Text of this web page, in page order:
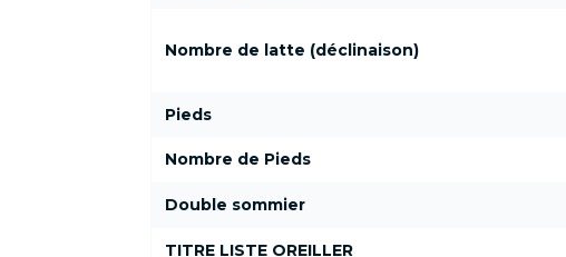
Nombre de latte (déclinaison)
Pieds
Nombre de Pieds
Double sommier
TITRE LISTE OREILLER